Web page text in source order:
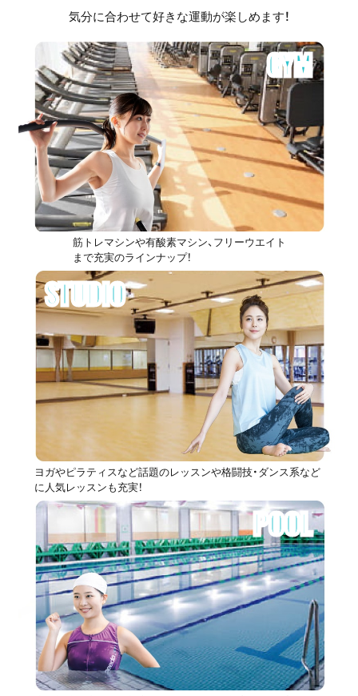
気分に合わせて好きな運動が楽しめます！
GYM
筋トレマシンや有酸素マシン、フリーウエイト
まで充実のラインナップ！
STUDIO
ヨガやピラティスなど話題のレッスンや格闘技・ダンス系など
に人気レッスンも充実！
POOL